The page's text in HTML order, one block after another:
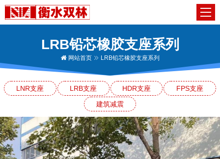
LRB铅芯橡胶支座系列
网站首页 LRB铅芯橡胶支座系列
LNR支座 LRB支座 HDR支座
FPS支座
建筑减震